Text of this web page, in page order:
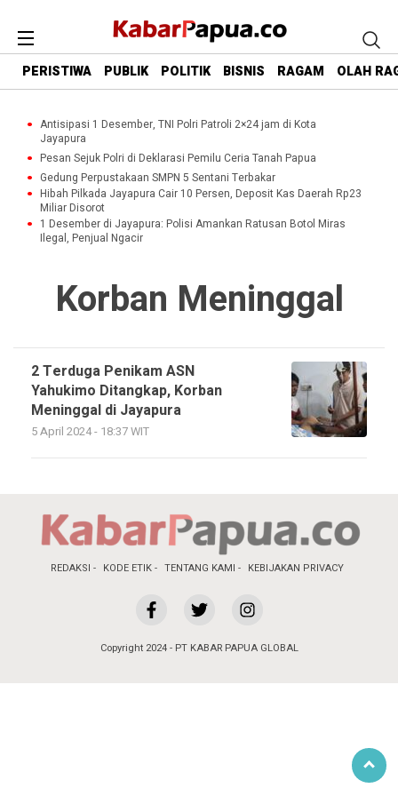
PERISTIWA PUBLIK POLITIK BISNIS RAGAM OLAH
Antisipasi 1 Desember, TNI Polri Patroli 2×24 jam di Kota
Jayapura
Pesan Sejuk Polri di Deklarasi Pemilu Ceria Tanah Papua
Gedung Perpustakaan SMPN 5 Sentani Terbakar
Hibah Pilkada Jayapura Cair 10 Persen, Deposit Kas Daerah Rp23
Miliar Disorot
1 Desember di Jayapura: Polisi Amankan Ratusan Botol Miras
Ilegal, Penjual Ngacir
Korban Meninggal
2 Terduga Penikam ASN
Yahukimo Ditangkap, Korban
Meninggal di Jayapura
5 April 2024 - 18:37 WIT
REDAKSI KODE ETIK TENTANG KAMI KEBIJAKAN PRIVACY
Copyright 2024 - PT KABAR PAPUA GLOBAL